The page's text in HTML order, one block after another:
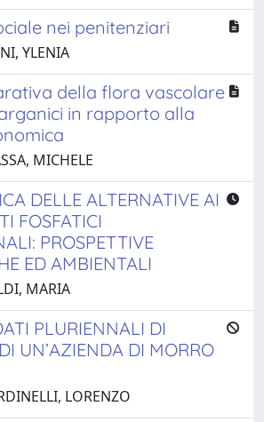
nei penitenziari
YLENIA
della flora vascolare
in rapporto alla
MICHELE
DELLE ALTERNATIVE AI
FOSFATICI
PROSPETTIVE
ED AMBIENTALI
MARIA
PLURIENNALI DI
UN’AZIENDA DI MORRO
LORENZO